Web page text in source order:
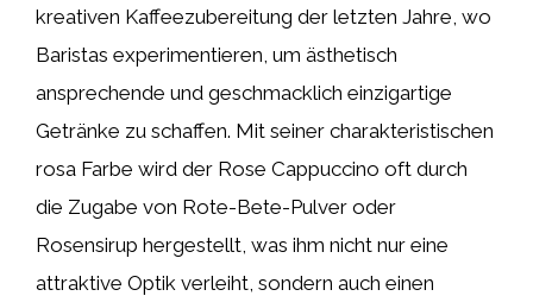
kreativen Kaffeezubereitung der letzten Jahre, wo
Baristas experimentieren, um ästhetisch
ansprechende und geschmacklich einzigartige
Getränke zu schaffen. Mit seiner charakteristischen
rosa Farbe wird der Rose Cappuccino oft durch
die Zugabe von Rote-Bete-Pulver oder
Rosensirup hergestellt, was ihm nicht nur eine
attraktive Optik verleiht, sondern auch einen